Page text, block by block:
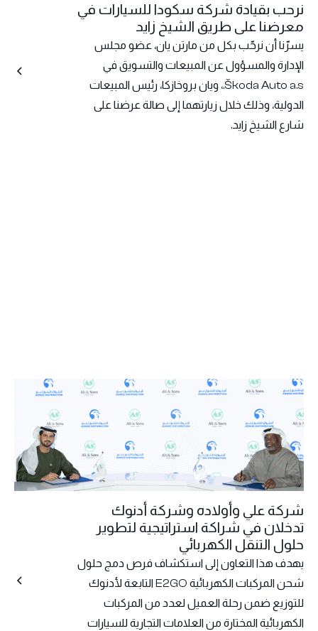
نرحب بقيادة شركة سكودا للسيارات في
معرضنا على طريق الشيخ زايد
يسرّنا أن نرحّب بكل من مارتن يان، عضو مجلس
الإدارة والمسؤول عن المبيعات والتسويق في
Škoda Auto a.s.، ويان بروخازكا، رئيس المبيعات
الدولية، وذلك خلال زيارتهما إلى صالة عرضنا على
شارع الشيخ زايد.
شركة علي وأولاده وشركة أدنوك
تدخلان في شراكة استراتيجية لتطوير
حلول التنقل الكهربائي
يهدف هذا التعاون إلى استكشاف فرص دمج حلول
شحن المركبات الكهربائية E2GO التابعة لأدنوك
للتوزيع ضمن رحلة العميل لعدد من المركبات
الكهربائية المختارة من العلامات التجارية للسيارات